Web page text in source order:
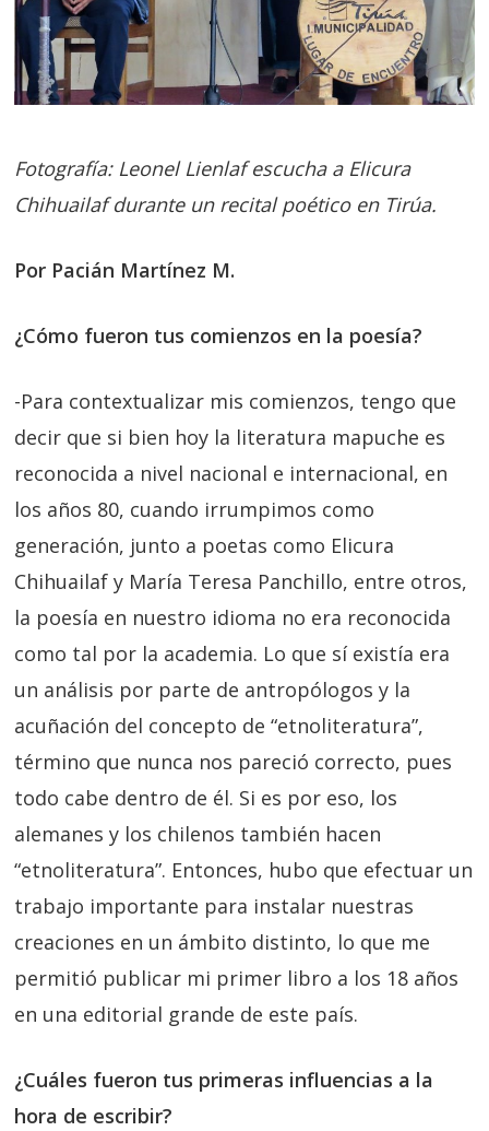
Fotografía: Leonel Lienlaf escucha a Elicura
Chihuailaf durante un recital poético en Tirúa.
Por Pacián Martínez M.
¿Cómo fueron tus comienzos en la poesía?
-Para contextualizar mis comienzos, tengo que
decir que si bien hoy la literatura mapuche es
reconocida a nivel nacional e internacional, en
los años 80, cuando irrumpimos como
generación, junto a poetas como Elicura
Chihuailaf y María Teresa Panchillo, entre otros,
la poesía en nuestro idioma no era reconocida
como tal por la academia. Lo que sí existía era
un análisis por parte de antropólogos y la
acuñación del concepto de “etnoliteratura”,
término que nunca nos pareció correcto, pues
todo cabe dentro de él. Si es por eso, los
alemanes y los chilenos también hacen
“etnoliteratura”. Entonces, hubo que efectuar un
trabajo importante para instalar nuestras
creaciones en un ámbito distinto, lo que me
permitió publicar mi primer libro a los 18 años
en una editorial grande de este país.
¿Cuáles fueron tus primeras influencias a la
hora de escribir?